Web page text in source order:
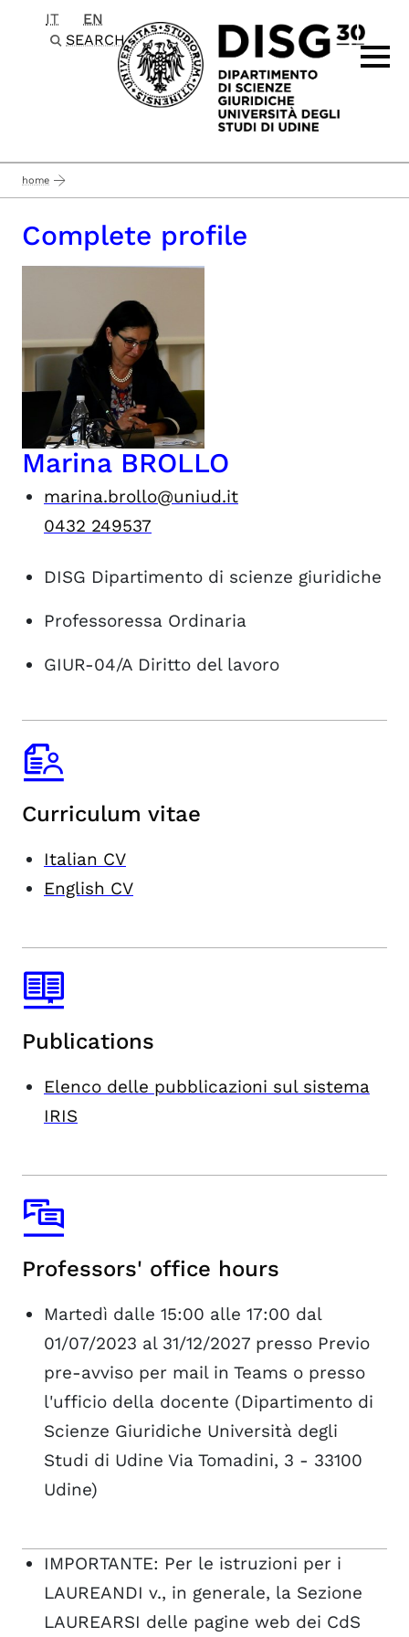
Passa al contenuto principale
IT
EN
SEARCH
home
Complete profile
Marina BROLLO
marina.brollo@uniud.it
0432 249537
DISG Dipartimento di scienze giuridiche
Professoressa Ordinaria
GIUR-04/A Diritto del lavoro
Curriculum vitae
Italian CV
English CV
Publications
Elenco delle pubblicazioni sul sistema
IRIS
Professors' office hours
Martedì dalle 15:00 alle 17:00 dal
01/07/2023 al 31/12/2027 presso Previo
pre-avviso per mail in Teams o presso
l'ufficio della docente (Dipartimento di
Scienze Giuridiche Università degli
Studi di Udine Via Tomadini, 3 - 33100
Udine)
IMPORTANTE: Per le istruzioni per i
LAUREANDI v., in generale, la Sezione
LAUREARSI delle pagine web dei CdS